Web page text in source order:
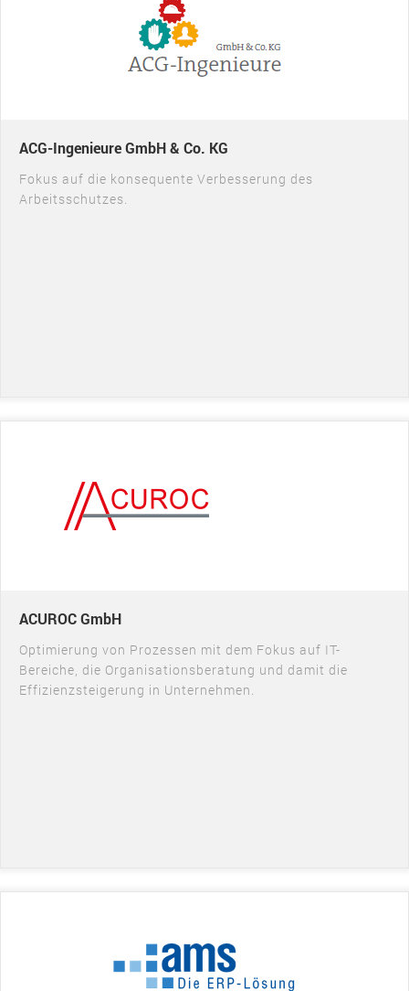
ACG-Ingenieure GmbH & Co. KG
Fokus auf die konsequente Verbesserung des
Arbeitsschutzes.
ACUROC GmbH
Optimierung von Prozessen mit dem Fokus auf IT-
Bereiche, die Organisationsberatung und damit die
Effizienzsteigerung in Unternehmen.